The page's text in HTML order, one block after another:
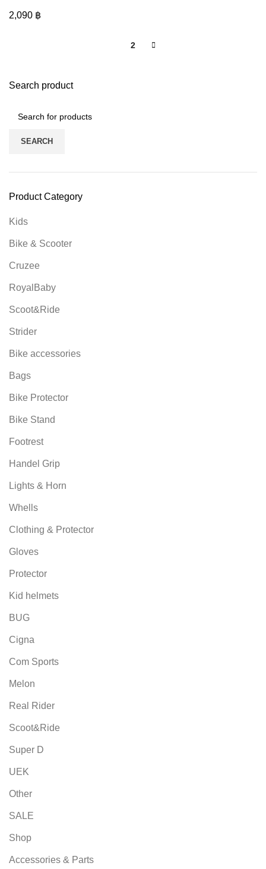
Search product
SEARCH
Product Category
Kids
Bike & Scooter
Cruzee
RoyalBaby
Scoot&Ride
Strider
Bike accessories
Bags
Bike Protector
Bike Stand
Footrest
Handel Grip
Lights & Horn
Whells
Clothing & Protector
Gloves
Protector
Kid helmets
BUG
Cigna
Com Sports
Melon
Real Rider
Scoot&Ride
Super D
UEK
Other
SALE
Shop
Accessories & Parts
2,090 ฿
2